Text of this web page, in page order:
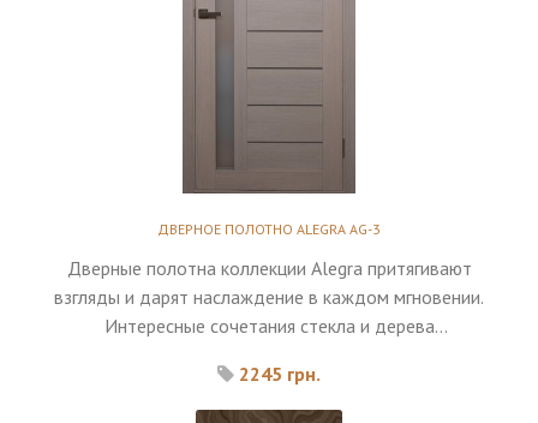
ДВЕРНОЕ ПОЛОТНО ALEGRA AG-3
Дверные полотна коллекции Alegra притягивают
взгляды и дарят наслаждение в каждом мгновении.
Интересные сочетания стекла и дерева
2245 грн.